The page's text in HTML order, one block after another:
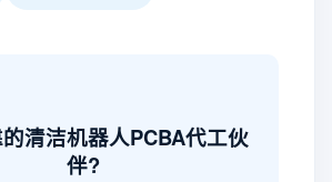
清洁机器人PCBA代工伙
伴?